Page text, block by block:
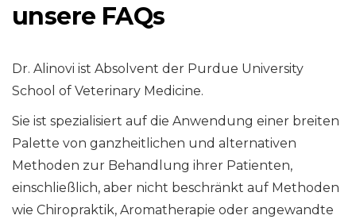
unsere FAQs
Dr. Alinovi ist Absolvent der Purdue University
School of Veterinary Medicine.
Sie ist spezialisiert auf die Anwendung einer breiten
Palette von ganzheitlichen und alternativen
Methoden zur Behandlung ihrer Patienten,
einschließlich, aber nicht beschränkt auf Methoden
wie Chiropraktik, Aromatherapie oder angewandte